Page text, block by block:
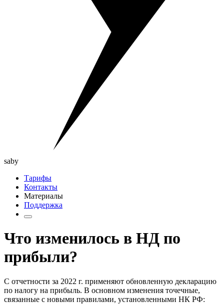
saby
Тарифы
Контакты
Материалы
Поддержка
Что изменилось в НД по
прибыли?
С отчетности за 2022 г. применяют обновленную декларацию
по налогу на прибыль. В основном изменения точечные,
связанные с новыми правилами, установленными НК РФ: